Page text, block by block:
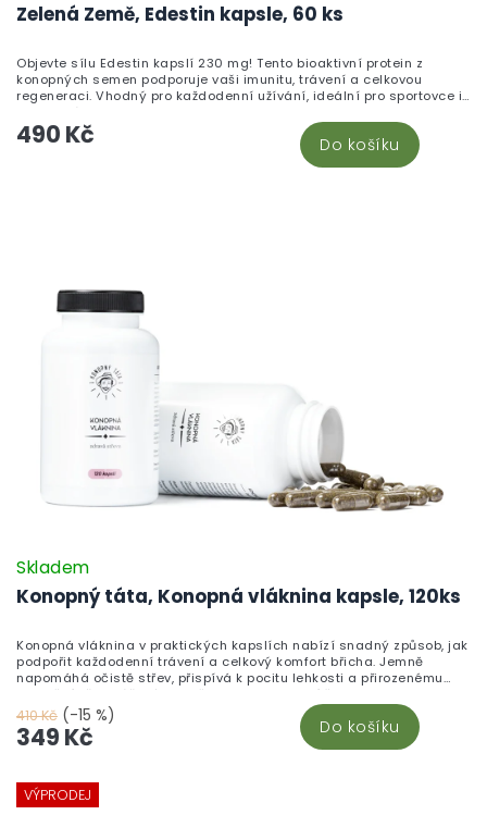
Zelená Země, Edestin kapsle, 60 ks
490 Kč Do košíku
Objevte sílu Edestin kapslí 230 mg! Tento bioaktivní protein z
konopných semen podporuje vaši imunitu, trávení a celkovou
regeneraci. Vhodný pro každodenní užívání, ideální pro sportovce i
Konopný táta, Konopná vláknina kapsle, 120ks
Skladem
410 Kč (-15 %)
349 Kč Do košíku
Konopná vláknina v praktických kapslích nabízí snadný způsob, jak
podpořit každodenní trávení a celkový komfort břicha. Jemně
napomáhá očistě střev, přispívá k pocitu lehkosti a přirozenému
zasytění při vyvážené stravě. Kapsle obsahují čistou konopnou
vlákninu, která je zároveň zdrojem zdravých tuků, chlorofylu a
dalších prospěšných rostlinných složek. Stačí je zapít vodou –
žádné míchání, žádný nepořádek, jen jednoduchá a praktická péče
VÝPRODEJ